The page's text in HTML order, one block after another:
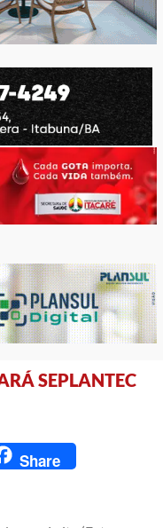
SEPLANTEC
Share